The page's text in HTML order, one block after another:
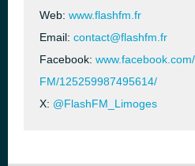
Web: www.flashfm.fr
Email: contact@flashfm.fr
Facebook:
FM/125259987495614/
X: @FlashFM_Limoges